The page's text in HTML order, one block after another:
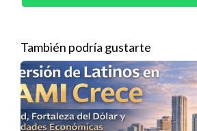
aquí para ayudarte.
PREGUNTAS
¿Cuánto tiempo tarda el
obtención de la visa EB-5?
El proceso puede tardar entre 18
También podría gustarte